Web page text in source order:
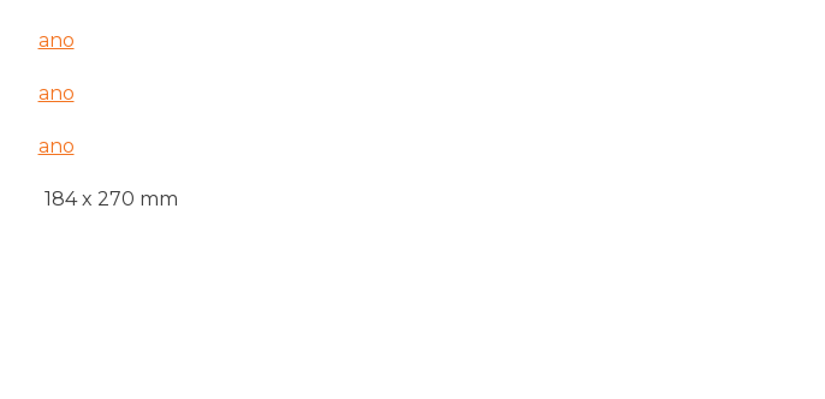
ano
ano
ano
184 x 270 mm